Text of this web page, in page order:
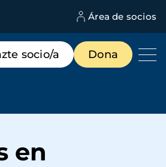
Área de socios
socio/a Dona
en